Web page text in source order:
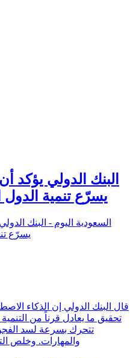
البنك الدولي يؤكد
يسرّع تنمية الدول
قال البنك الدولي إن الذكاء
تحقيق ما يعادل قرناً من
تتحرك بسرعة لسد
والمهارات. وخلص